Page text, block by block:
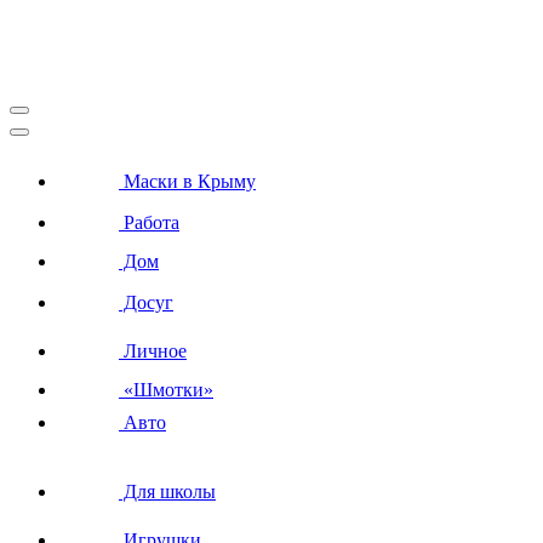
Маски в Крыму
Работа
Дом
Досуг
Личное
«Шмотки»
Авто
Для школы